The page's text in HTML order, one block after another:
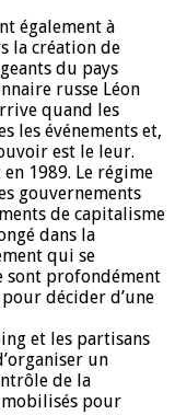
également à
la création de
du pays
russe Léon
quand les
les événements et,
est le leur.
1989. Le régime
gouvernements
de capitalisme
dans la
qui se
sont profondément
décider d’une
et les partisans
un
de la
pour